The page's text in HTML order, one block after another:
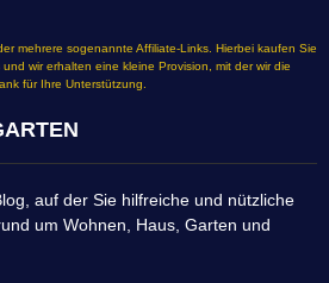
mehrere sogenannte Affiliate-Links. Hierbei kaufen Sie
wir erhalten eine kleine Provision, mit der wir die
für Ihre Unterstützung.
auf der Sie hilfreiche und nützliche
um Wohnen, Haus, Garten und